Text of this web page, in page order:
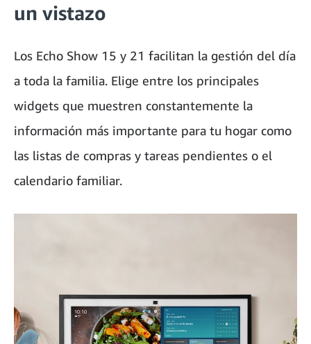
un vistazo
Los Echo Show 15 y 21 facilitan la gestión del día
a toda la familia. Elige entre los principales
widgets que muestren constantemente la
información más importante para tu hogar como
las listas de compras y tareas pendientes o el
calendario familiar.